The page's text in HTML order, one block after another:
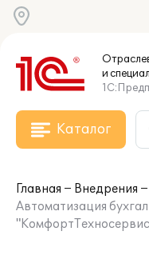
и
Каталог
Главная
Внедрения
Автоматизация